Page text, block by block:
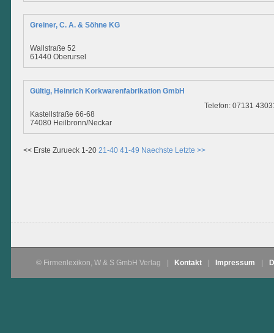
Greiner, C. A. & Söhne KG
Wallstraße 52
61440 Oberursel
Gültig, Heinrich Korkwarenfabrikation GmbH
Kastellstraße 66-68
74080 Heilbronn/Neckar
Telefon: 07131
<< Erste Zurueck 1-20 21-40 41-49 Naechste Letzte >>
© Firmenlexikon, W & S GmbH Verlag Kontakt Impressum